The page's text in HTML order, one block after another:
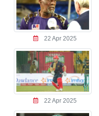
22 Apr 2025
22 Apr 2025